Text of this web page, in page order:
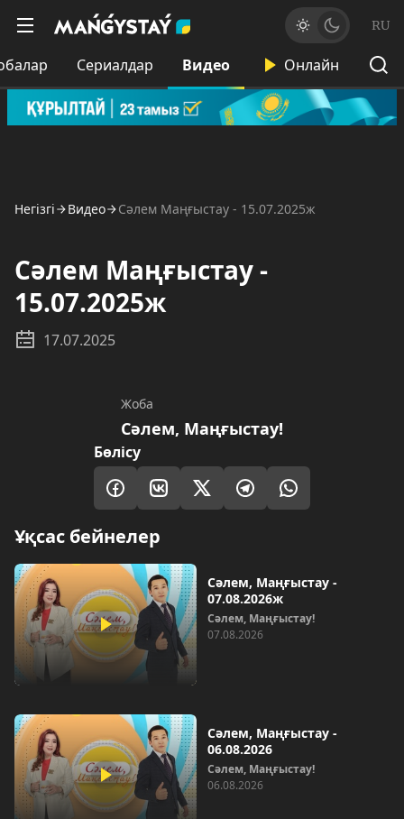
RU
Сериалдар Видео Онлайн
Негізгі Видео Сәлем Маңғыстау - 15.07.2025ж
Сәлем Маңғыстау -
15.07.2025ж
17.07.2025
Жоба
Сәлем, Маңғыстау!
Бөлісу
Ұқсас бейнелер
Сәлем, Маңғыстау -
07.08.2026ж
Сәлем, Маңғыстау!
07.08.2026
Сәлем, Маңғыстау -
06.08.2026
Сәлем, Маңғыстау!
06.08.2026